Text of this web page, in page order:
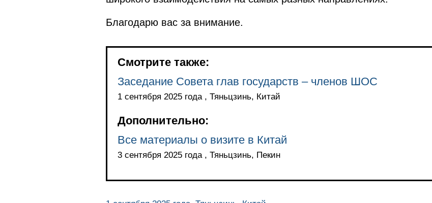
Благодарю вас за внимание.
Смотрите также:
Заседание Совета глав государств – членов ШОС
1 сентября 2025 года , Тяньцзинь, Китай
Дополнительно:
Все материалы о визите в Китай
3 сентября 2025 года , Тяньцзинь, Пекин